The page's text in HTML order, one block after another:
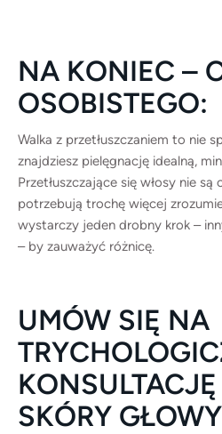
NA KONIEC –
OSOBISTEGO:
Walka z przetłuszczaniem to nie
znajdziesz pielęgnację idealną,
Przetłuszczające się włosy nie są
potrzebują trochę więcej
wystarczy jeden drobny krok –
– by zauważyć różnicę.
UMÓW SIĘ NA
SKÓRY